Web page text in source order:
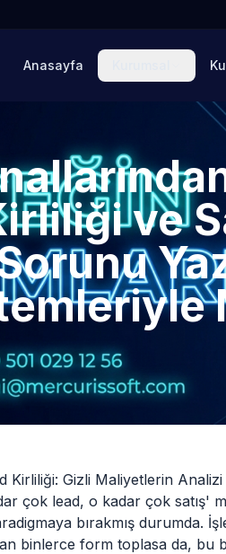
Anasayfa
ve
Kirliliği: Gizli Maliyetlerin Analizi
çok lead, o kadar çok satış'
bırakmış durumda.
binlerce form toplasa da, bu